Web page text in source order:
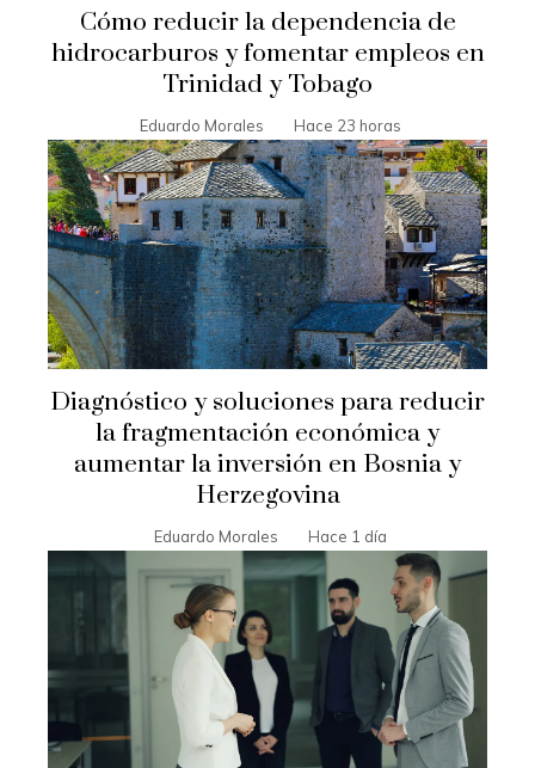
Cómo reducir la dependencia de
hidrocarburos y fomentar empleos en
Trinidad y Tobago
Eduardo Morales Hace 23 horas
Diagnóstico y soluciones para reducir
la fragmentación económica y
aumentar la inversión en Bosnia y
Herzegovina
Eduardo Morales Hace 1 día